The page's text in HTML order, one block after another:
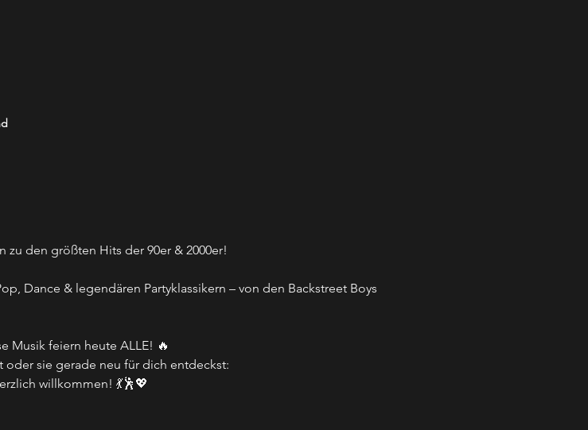
zu den größten Hits der 90er & 2000er!
Dance & legendären Partyklassikern – von den Backstreet Boys
Musik feiern heute ALLE! 🔥
oder sie gerade neu für dich entdeckst:
willkommen! 💃🕺💖